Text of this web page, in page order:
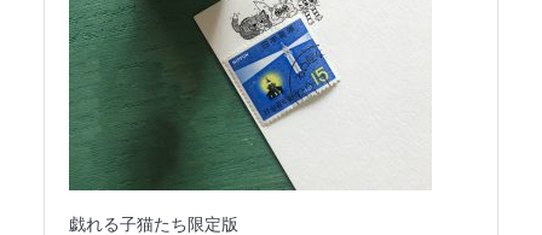
戯れる子猫たち限定版